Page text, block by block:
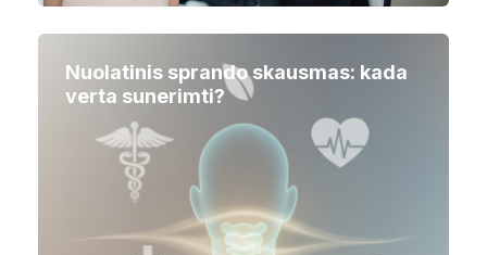
Nuolatinis sprando skausmas: kada
verta sunerimti?